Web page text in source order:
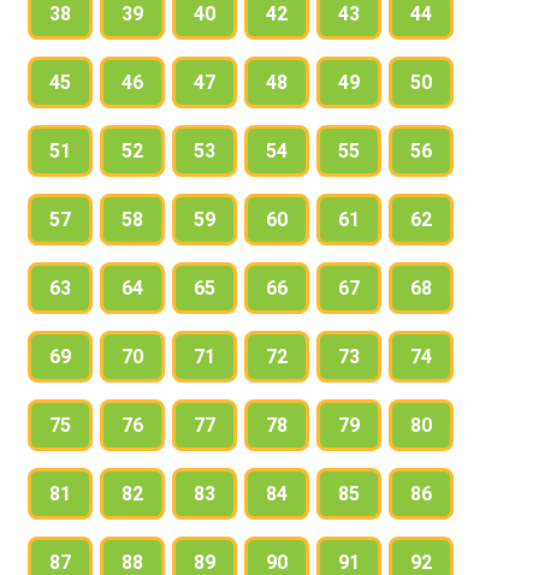
речь), а когда письменно?
38 39 40 42 43 44
45 46 47 48 49 50
51 52 53 54 55 56
57 58 59 60 61 62
63 64 65 66 67 68
69 70 71 72 73 74
75 76 77 78 79 80
81 82 83 84 85 86
87 88 89 90 91 92